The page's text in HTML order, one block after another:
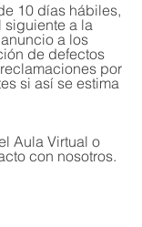
10 días hábiles,
siguiente a la
a los
de defectos
por
si así se estima
Aula Virtual o
con nosotros.